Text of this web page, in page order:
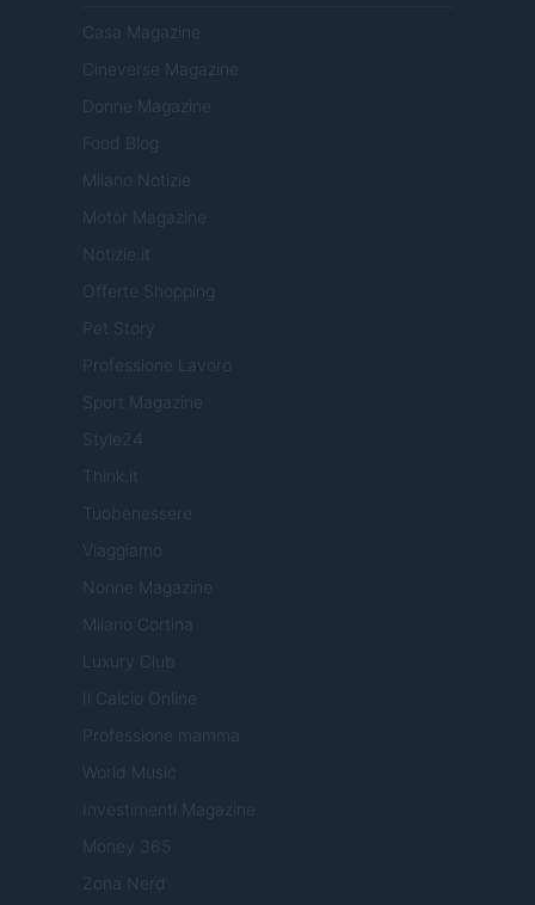
Casa Magazine
Cineverse Magazine
Donne Magazine
Food Blog
Milano Notizie
Motor Magazine
Notizie.it
Offerte Shopping
Pet Story
Professione Lavoro
Sport Magazine
Style24
Think.it
Tuobenessere
Viaggiamo
Nonne Magazine
Milano Cortina
Luxury Club
Il Calcio Online
Professione mamma
World Music
Investimenti Magazine
Money 365
Zona Nerd